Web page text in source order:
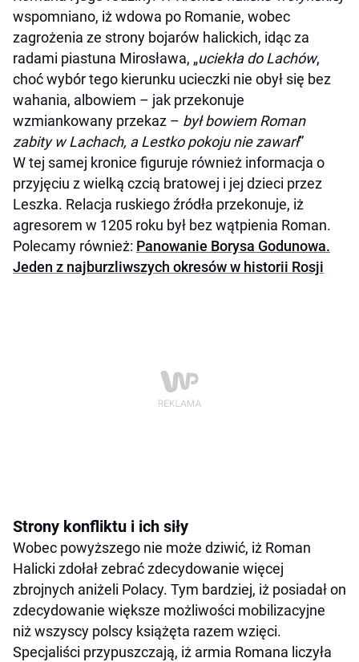
wspomniano, iż wdowa po Romanie, wobec
zagrożenia ze strony bojarów halickich, idąc za
radami piastuna Mirosława, „uciekła do Lachów,
choć wybór tego kierunku ucieczki nie obył się bez
wahania, albowiem – jak przekonuje
wzmiankowany przekaz – był bowiem Roman
zabity w Lachach, a Lestko pokoju nie zawarł”
W tej samej kronice figuruje również informacja o
przyjęciu z wielką czcią bratowej i jej dzieci przez
Leszka. Relacja ruskiego źródła przekonuje, iż
agresorem w 1205 roku był bez wątpienia Roman.
Polecamy również: Panowanie Borysa Godunowa.
Jeden z najburzliwszych okresów w historii Rosji
Strony konfliktu i ich siły
Wobec powyższego nie może dziwić, iż Roman
Halicki zdołał zebrać zdecydowanie więcej
zbrojnych aniżeli Polacy. Tym bardziej, iż posiadał on
zdecydowanie większe możliwości mobilizacyjne
niż wszyscy polscy książęta razem wzięci.
Specjaliści przypuszczają, iż armia Romana liczyła